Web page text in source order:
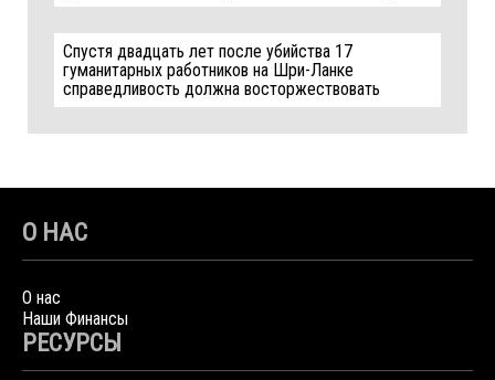
Спустя двадцать лет после убийства 17
гуманитарных работников на Шри-Ланке
справедливость должна восторжествовать
О НАС
О нас
Наши Финансы
РЕСУРСЫ